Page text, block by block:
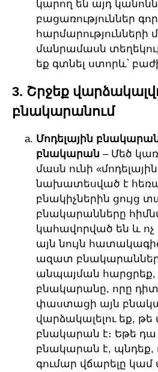
կարող են այդ
բացառություններ
հարմարությունների
մանրամասն
եք գտնել ստորև՝
3. Շրջեք
բնակարանում
Մոդելային
բնակարան – Մեծ
մասն ունի
նախատեսված է
բնակիչներին ցույց
բնակարանները
կահավորված են և ոչ
այն նույն
ազատ
անպայման հարցրեք,
բնակարանը, որը
փաստացի այն
վարձակալելու եք, թե
բնակարան է։ Եթե դա
բնակարան է,
գումար վճարելը կամ